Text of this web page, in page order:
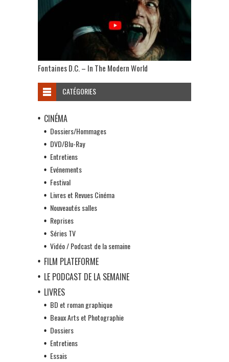
Fontaines D.C. – In The Modern World
CATÉGORIES
CINÉMA
Dossiers/Hommages
DVD/Blu-Ray
Entretiens
Evénements
Festival
Livres et Revues Cinéma
Nouveautés salles
Reprises
Séries TV
Vidéo / Podcast de la semaine
FILM PLATEFORME
LE PODCAST DE LA SEMAINE
LIVRES
BD et roman graphique
Beaux Arts et Photographie
Dossiers
Entretiens
Essais